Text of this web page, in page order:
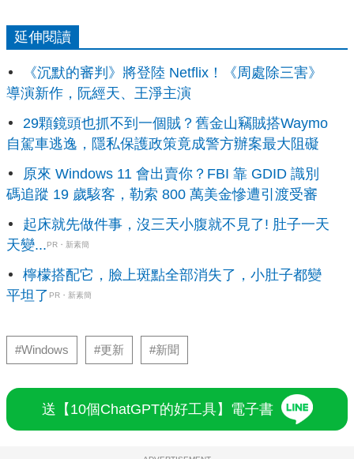
延伸閱讀
《沉默的審判》將登陸 Netflix！《周處除三害》
導演新作，阮經天、王淨主演
29顆鏡頭也抓不到一個賊？舊金山竊賊搭Waymo
自駕車逃逸，隱私保護政策竟成警方辦案最大阻礙
原來 Windows 11 會出賣你？FBI 靠 GDID 識別
碼追蹤 19 歲駭客，勒索 800 萬美金慘遭引渡受審
起床就先做件事，沒三天小腹就不見了! 肚子一天
天變...PR・新素簡
檸檬搭配它，臉上斑點全部消失了，小肚子都變
平坦了 PR・新素簡
#Windows #更新 #新聞
送【10個ChatGPT的好工具】電子書